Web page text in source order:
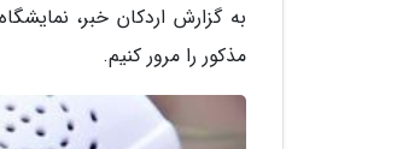
مذکور را مرور کنیم.